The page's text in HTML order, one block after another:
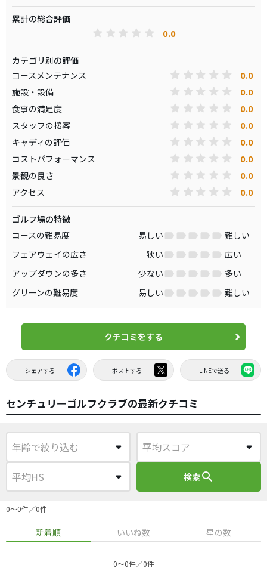
累計の総合評価
0.0
カテゴリ別の評価
コースメンテナンス
0.0
施設・設備 0.0
食事の満足度 0.0
スタッフの接客 0.0
キャディの評価 0.0
コストパフォーマンス 0.0
景観の良さ 0.0
アクセス 0.0
ゴルフ場の特徴
コースの難易度
易しい
難しい
フェアウェイの広さ
狭い
広い
アップダウンの多さ
少ない
多い
グリーンの難易度
易しい 難しい
クチコミをする
シェアする ポストする LINEで送る
センチュリーゴルフクラブの最新クチコミ
検索search
0〜0件／0件
新着順 いいね数 星の数
0〜0件／0件